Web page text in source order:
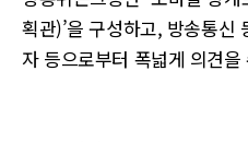
획관)’을 구성하고, 방송통신
자 등으로부터 폭넓게 의견